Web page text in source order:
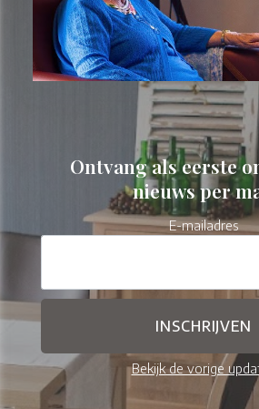
Ontvang als eerste
nieuws per
E-mailadres
Bekijk de vorige